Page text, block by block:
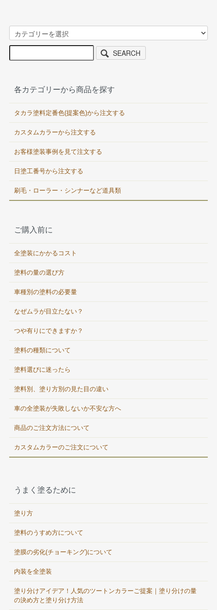
SEARCH
各カテゴリーから商品を探す
タカラ塗料定番色(提案色)から注文する
カスタムカラーから注文する
お客様塗装事例を見て注文する
日塗工番号から注文する
刷毛・ローラー・シンナーなど道具類
ご購入前に
全塗装にかかるコスト
塗料の量の選び方
車種別の塗料の必要量
なぜムラが目立たない？
つや有りにできますか？
塗料の種類について
塗料選びに迷ったら
塗料別、塗り方別の見た目の違い
車の全塗装が失敗しないか不安な方へ
商品のご注文方法について
カスタムカラーのご注文について
うまく塗るために
塗り方
塗料のうすめ方について
塗膜の劣化(チョーキング)について
内装を全塗装
塗り分けアイデア！人気のツートンカラーご提案｜塗り分けの量
の決め方と塗り分け方法